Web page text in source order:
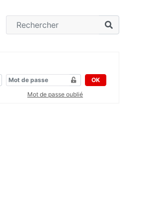
OK
Mot de passe oublié